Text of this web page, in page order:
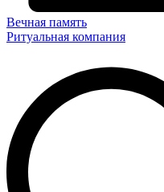
Вечная память
Ритуальная компания